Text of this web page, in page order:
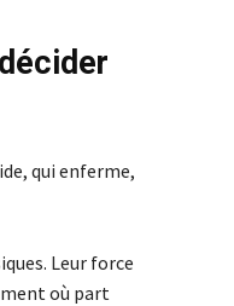
qui enferme,
Leur force
où part